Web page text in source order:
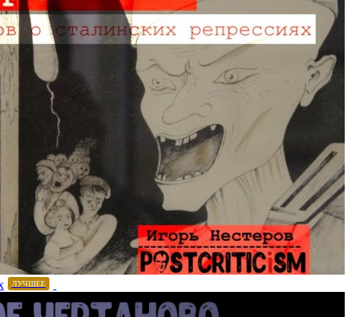
ЛУЧШЕЕ